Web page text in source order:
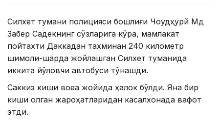
Силхет тумани полицияси бошлиғи Чоудҳурй Мд
Забер Садекнинг сўзларига кўра, мамлакат
пойтахти Даккадан тахминан 240 километр
шимоли-шарқда жойлашган Силхет туманида
иккита йўловчи автобуси тўқнашди.
Саккиз киши воқеа жойида ҳалок бўлди. Яна бир
киши олган жароҳатларидан касалхонада вафот
этди.